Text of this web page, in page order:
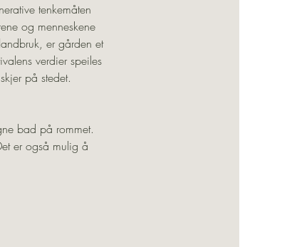
tenkemåten
og menneskene
er gården et
verdier speiles
på stedet.
bad på rommet.
er også mulig å